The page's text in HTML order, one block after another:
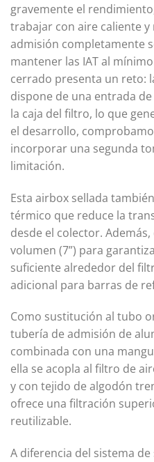
gravemente el
trabajar con aire caliente y
admisión completamente
mantener las IAT al
cerrado presenta un reto:
dispone de una entrada
la caja del filtro, lo que
el desarrollo,
incorporar una segunda
limitación.
Esta airbox sellada
térmico que reduce la
desde el colector.
volumen (7”) para
suficiente alrededor del
adicional para barras de
Como sustitución al tubo
tubería de admisión de
combinada con una
ella se acopla al filtro de
y con tejido de algodón
ofrece una filtración
reutilizable.
A diferencia del sistema